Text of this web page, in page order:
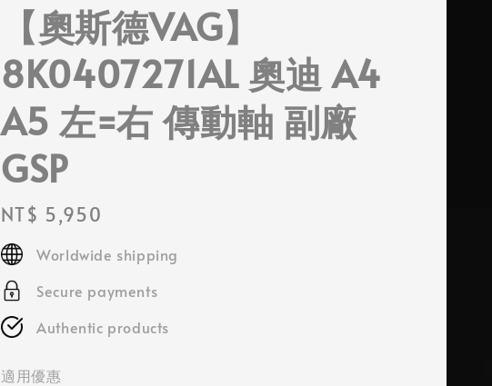
【奧斯德VAG】
8K0407271AL 奧迪 A4
A5 左=右 傳動軸 副廠
GSP
Regular
price
NT$ 5,950
Worldwide shipping
Secure payments
Authentic products
適用優惠